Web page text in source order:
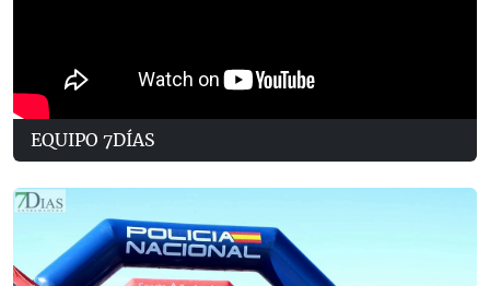
EQUIPO 7DÍAS